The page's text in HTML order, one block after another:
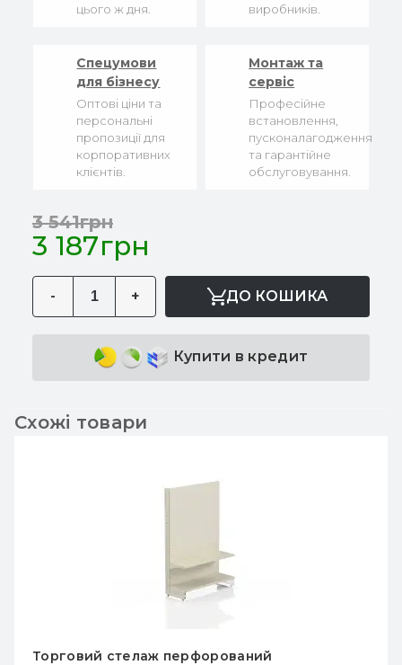
цього ж дня.
виробників.
Спецумови
для бізнесу
Оптові ціни та
персональні
пропозиції для
корпоративних
клієнтів.
Монтаж та
сервіс
Професійне
встановлення,
пусконалагодження
та гарантійне
обслуговування.
3 187грн
3 541грн
- + ДО КОШИКА
Купити в кредит
Схожі товари
Торговий стелаж перфорований